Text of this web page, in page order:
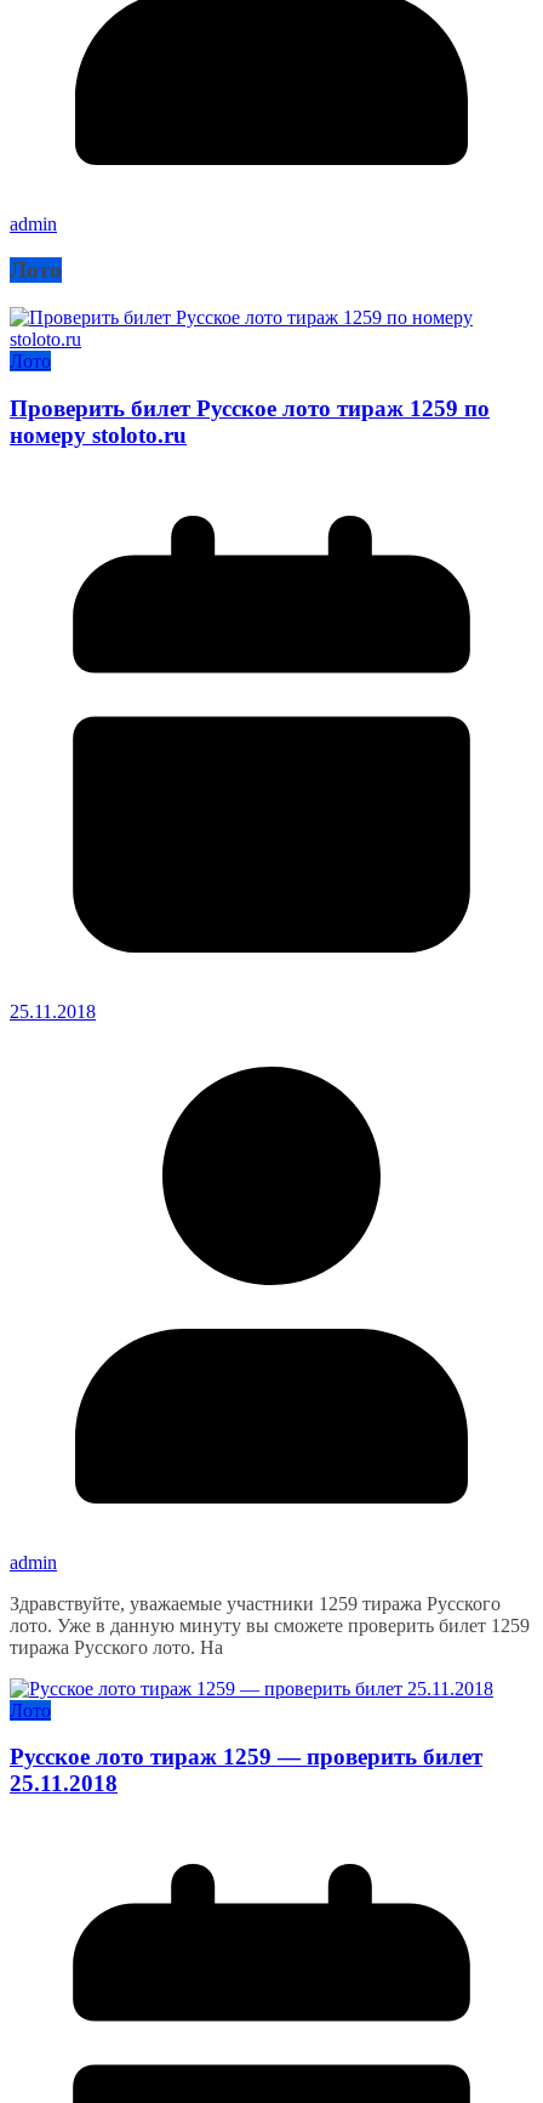
admin
Лото
Лото
Проверить билет Русское лото тираж 1259 по
номеру stoloto.ru
25.11.2018
admin
Здравствуйте, уважаемые участники 1259 тиража Русского
лото. Уже в данную минуту вы сможете проверить билет 1259
тиража Русского лото. На
Лото
Русское лото тираж 1259 — проверить билет
25.11.2018